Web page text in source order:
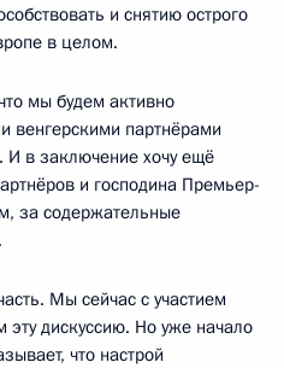
и снятию острого
в целом.
мы будем активно
венгерскими партнёрами
И в заключение хочу ещё
и господина Премьер-
за содержательные
Мы сейчас с участием
дискуссию. Но уже начало
что настрой